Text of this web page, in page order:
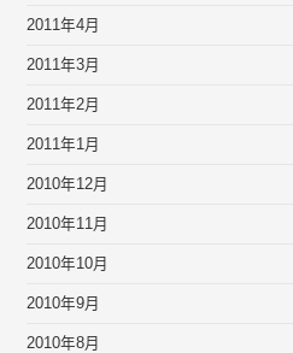
2011年4月
2011年3月
2011年2月
2011年1月
2010年12月
2010年11月
2010年10月
2010年9月
2010年8月